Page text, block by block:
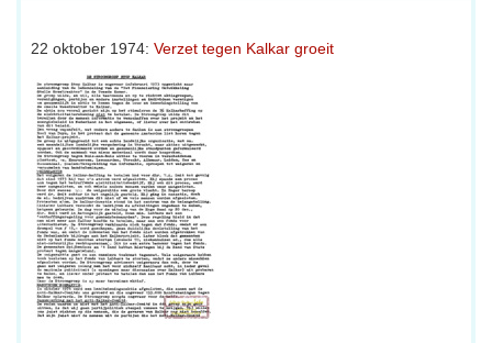
22 oktober 1974: Verzet tegen Kalkar groeit